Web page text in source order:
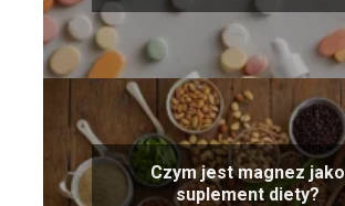
Czym jest magnez jako
suplement diety?